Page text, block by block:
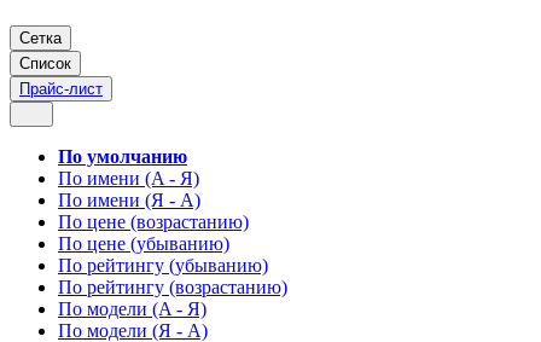
Сетка
Список
Прайс-лист
По умолчанию
По имени (A - Я)
По имени (Я - A)
По цене (возрастанию)
По цене (убыванию)
По рейтингу (убыванию)
По рейтингу (возрастанию)
По модели (A - Я)
По модели (Я - A)